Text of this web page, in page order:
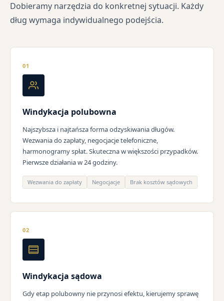
Dobieramy narzędzia do konkretnej sytuacji. Każdy
dług wymaga indywidualnego podejścia.
01
Windykacja polubowna
Najszybsza i najtańsza forma odzyskiwania długów.
Wezwania do zapłaty, negocjacje telefoniczne,
harmonogramy spłat. Skuteczna w większości przypadków.
Pierwsze działania w 24 godziny.
Wezwania do zapłaty Negocjacje Brak kosztów sądowych
02
Windykacja sądowa
Gdy etap polubowny nie przynosi efektu, kierujemy sprawę